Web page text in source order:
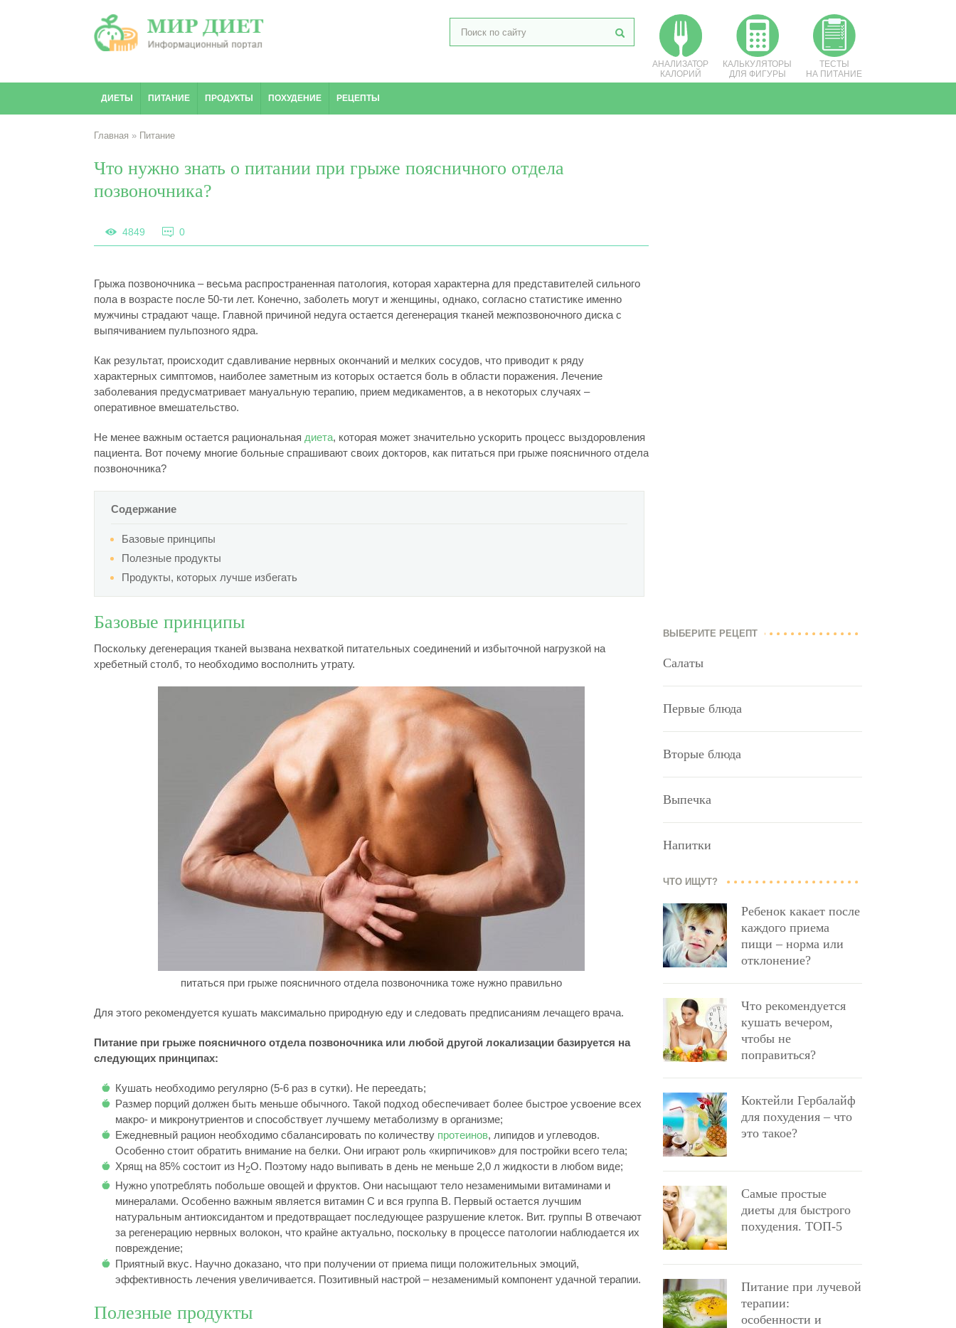
АНАЛИЗАТОР
КАЛОРИЙ
КАЛЬКУЛЯТОРЫ
ДЛЯ ФИГУРЫ
ТЕСТЫ
НА ПИТАНИЕ
ДИЕТЫ ПИТАНИЕ ПРОДУКТЫ ПОХУДЕНИЕ РЕЦЕПТЫ
Главная » Питание
Что нужно знать о питании при грыже поясничного отдела
позвоночника?
4849 0
Грыжа позвоночника – весьма распространенная патология, которая характерна для представителей сильного
пола в возрасте после 50-ти лет. Конечно, заболеть могут и женщины, однако, согласно статистике именно
мужчины страдают чаще. Главной причиной недуга остается дегенерация тканей межпозвоночного диска с
выпячиванием пульпозного ядра.
Как результат, происходит сдавливание нервных окончаний и мелких сосудов, что приводит к ряду
характерных симптомов, наиболее заметным из которых остается боль в области поражения. Лечение
заболевания предусматривает мануальную терапию, прием медикаментов, а в некоторых случаях –
оперативное вмешательство.
Не менее важным остается рациональная диета, которая может значительно ускорить процесс выздоровления
пациента. Вот почему многие больные спрашивают своих докторов, как питаться при грыже поясничного отдела
позвоночника?
Содержание
Базовые принципы
Полезные продукты
Продукты, которых лучше избегать
Базовые принципы
Поскольку дегенерация тканей вызвана нехваткой питательных соединений и избыточной нагрузкой на
хребетный столб, то необходимо восполнить утрату.
питаться при грыже поясничного отдела позвоночника тоже нужно правильно
Для этого рекомендуется кушать максимально природную еду и следовать предписаниям лечащего врача.
Питание при грыже поясничного отдела позвоночника или любой другой локализации базируется на
следующих принципах:
Кушать необходимо регулярно (5-6 раз в сутки). Не переедать;
Размер порций должен быть меньше обычного. Такой подход обеспечивает более быстрое усвоение всех
макро- и микронутриентов и способствует лучшему метаболизму в организме;
Ежедневный рацион необходимо сбалансировать по количеству протеинов, липидов и углеводов.
Особенно стоит обратить внимание на белки. Они играют роль «кирпичиков» для постройки всего тела;
Хрящ на 85% состоит из H2O. Поэтому надо выпивать в день не меньше 2,0 л жидкости в любом виде;
Нужно употреблять побольше овощей и фруктов. Они насыщают тело незаменимыми витаминами и
минералами. Особенно важным является витамин C и вся группа B. Первый остается лучшим
натуральным антиоксидантом и предотвращает последующее разрушение клеток. Вит. группы B отвечают
за регенерацию нервных волокон, что крайне актуально, поскольку в процессе патологии наблюдается их
повреждение;
Приятный вкус. Научно доказано, что при получении от приема пищи положительных эмоций,
эффективность лечения увеличивается. Позитивный настрой – незаменимый компонент удачной терапии.
Полезные продукты
ВЫБЕРИТЕ РЕЦЕПТ
Салаты
Первые блюда
Вторые блюда
Выпечка
Напитки
ЧТО ИЩУТ?
Ребенок какает после
каждого приема
пищи – норма или
отклонение?
Что рекомендуется
кушать вечером,
чтобы не
поправиться?
Коктейли Гербалайф
для похудения – что
это такое?
Самые простые
диеты для быстрого
похудения. ТОП-5
Питание при лучевой
терапии:
особенности и